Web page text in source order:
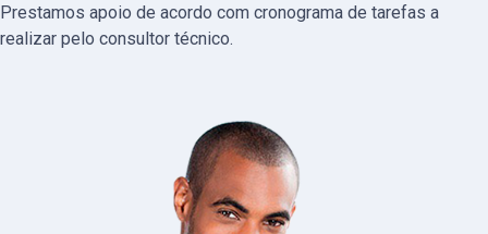
Prestamos apoio de acordo com cronograma de tarefas a
realizar pelo consultor técnico.